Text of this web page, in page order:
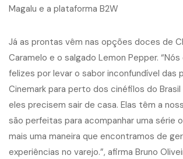
Já as prontas vêm nas opções doces de
Caramelo e o salgado Lemon Pepper.
felizes por levar o sabor inconfundível das
Cinemark para perto dos cinéfilos do
eles precisem sair de casa. Elas têm a
são perfeitas para acompanhar uma série
mais uma maneira que encontramos de
experiências no varejo.”, afirma Bruno